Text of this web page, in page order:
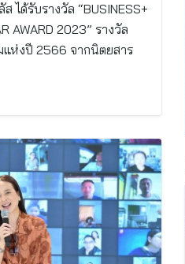
ได้รับรางวัล “BUSINESS+
AWARD 2023” รางวัล
แห่งปี 2566 จากนิตยสาร